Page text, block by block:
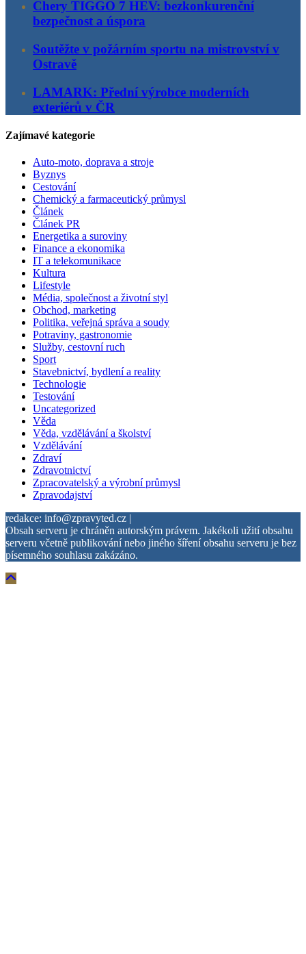
Chery TIGGO 7 HEV: bezkonkurenční
bezpečnost a úspora
Soutěžte v požárním sportu na mistrovství v
Ostravě
LAMARK: Přední výrobce moderních
exteriérů v ČR
Zajímavé kategorie
Auto-moto, doprava a stroje
Byznys
Cestování
Chemický a farmaceutický průmysl
Článek
Článek PR
Energetika a suroviny
Finance a ekonomika
IT a telekomunikace
Kultura
Lifestyle
Média, společnost a životní styl
Obchod, marketing
Politika, veřejná správa a soudy
Potraviny, gastronomie
Služby, cestovní ruch
Sport
Stavebnictví, bydlení a reality
Technologie
Testování
Uncategorized
Věda
Věda, vzdělávání a školství
Vzdělávání
Zdraví
Zdravotnictví
Zpracovatelský a výrobní průmysl
Zpravodajství
redakce: info@zpravyted.cz |
Obsah serveru je chráněn autorským právem. Jakékoli užití obsahu
serveru včetně publikování nebo jiného šíření obsahu serveru je bez
písemného souhlasu zakázáno.